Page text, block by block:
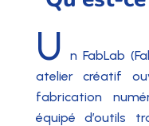
U
n FabLab
atelier créatif
fabrication
équipé d’outils